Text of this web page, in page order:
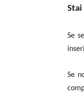
Stai
Se
Se